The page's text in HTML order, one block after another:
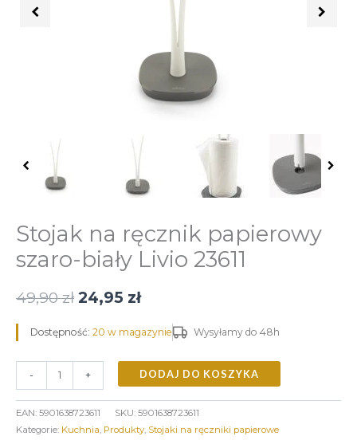
Stojak na ręcznik papierowy
szaro-biały Livio 23611
49,90zł 24,95 zł
Dostępność: 20 w magazynie Wysyłamy do 48h
-
biały
+ DODAJ DO KOSZYKA
EAN: 5901638723611 SKU: 5901638723611
Kategorie: Kuchnia, Produkty, Stojaki na ręczniki papierowe